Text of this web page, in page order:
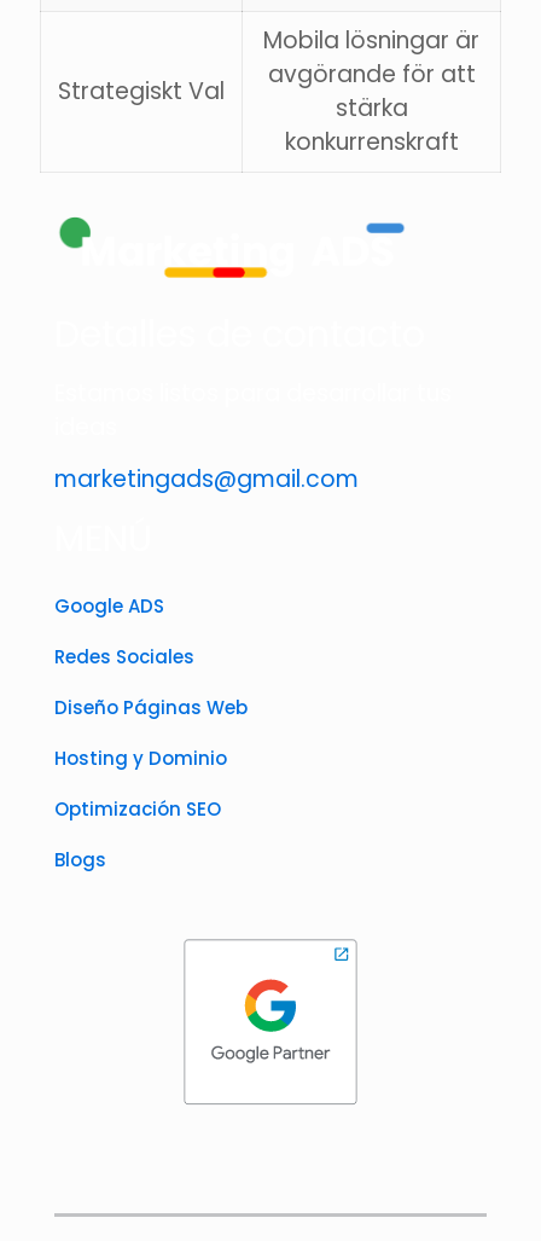
Strategiskt Val
Mobila lösningar är
avgörande för att
stärka
konkurrenskraft
marketingads@gmail.com
Google ADS
Redes Sociales
Diseño Páginas Web
Hosting y Dominio
Optimización SEO
Blogs